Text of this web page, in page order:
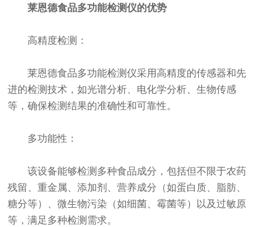
莱恩德食品多功能检测仪的优势
高精度检测：
莱恩德食品多功能检测仪采用高精度的传感器和先
进的检测技术，如光谱分析、电化学分析、生物传感
等，确保检测结果的准确性和可靠性。
多功能性：
该设备能够检测多种食品成分，包括但不限于农药
残留、重金属、添加剂、营养成分（如蛋白质、脂肪、
糖分等）、微生物污染（如细菌、霉菌等）以及过敏原
等，满足多种检测需求。